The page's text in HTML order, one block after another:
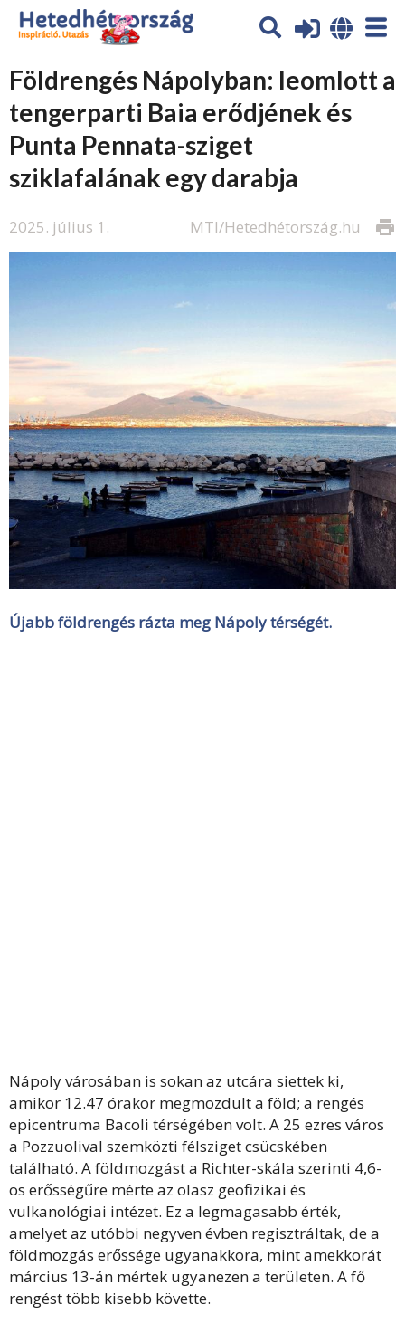
Földrengés Nápolyban: leomlott a
tengerparti Baia erődjének és
Punta Pennata-sziget
sziklafalának egy darabja
2025. július 1. print
MTI/Hetedhétország.hu
Újabb földrengés rázta meg Nápoly térségét.
Nápoly városában is sokan az utcára siettek ki,
amikor 12.47 órakor megmozdult a föld; a rengés
epicentruma Bacoli térségében volt. A 25 ezres város
a Pozzuolival szemközti félsziget csücskében
található. A földmozgást a Richter-skála szerinti 4,6-
os erősségűre mérte az olasz geofizikai és
vulkanológiai intézet. Ez a legmagasabb érték,
amelyet az utóbbi negyven évben regisztráltak, de a
földmozgás erőssége ugyanakkora, mint amekkorát
március 13-án mértek ugyanezen a területen. A fő
rengést több kisebb követte.